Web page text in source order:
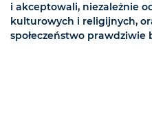
i akceptowali, niezależnie
kulturowych i religijnych,
społeczeństwo prawdziwie